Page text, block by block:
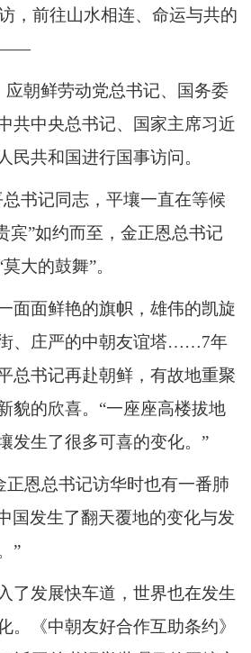
，前往山水相连、命运与共的
——
应朝鲜劳动党总书记、国务委
共中央总书记、国家主席习近
民共和国进行国事访问。
书记同志，平壤一直在等候
宾”如约而至，金正恩总书记
大的鼓舞”。
面面鲜艳的旗帜，雄伟的凯旋
、庄严的中朝友谊塔……7年
总书记再赴朝鲜，有故地重聚
貌的欣喜。“一座座高楼拔地
发生了很多可喜的变化。”
正恩总书记访华时也有一番肺
国发生了翻天覆地的变化与发
”
了发展快车道，世界也在发生
。《中朝友好合作互助条约》